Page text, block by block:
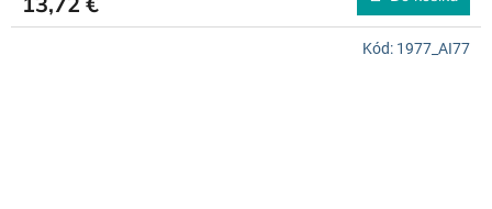
Kód: 1977_AI77